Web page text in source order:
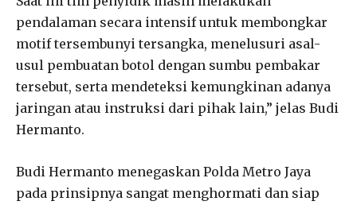
pendalaman secara intensif untuk membongkar
motif tersembunyi tersangka, menelusuri asal-
usul pembuatan botol dengan sumbu pembakar
tersebut, serta mendeteksi kemungkinan adanya
jaringan atau instruksi dari pihak lain,” jelas Budi
Hermanto.
Budi Hermanto menegaskan Polda Metro Jaya
pada prinsipnya sangat menghormati dan siap